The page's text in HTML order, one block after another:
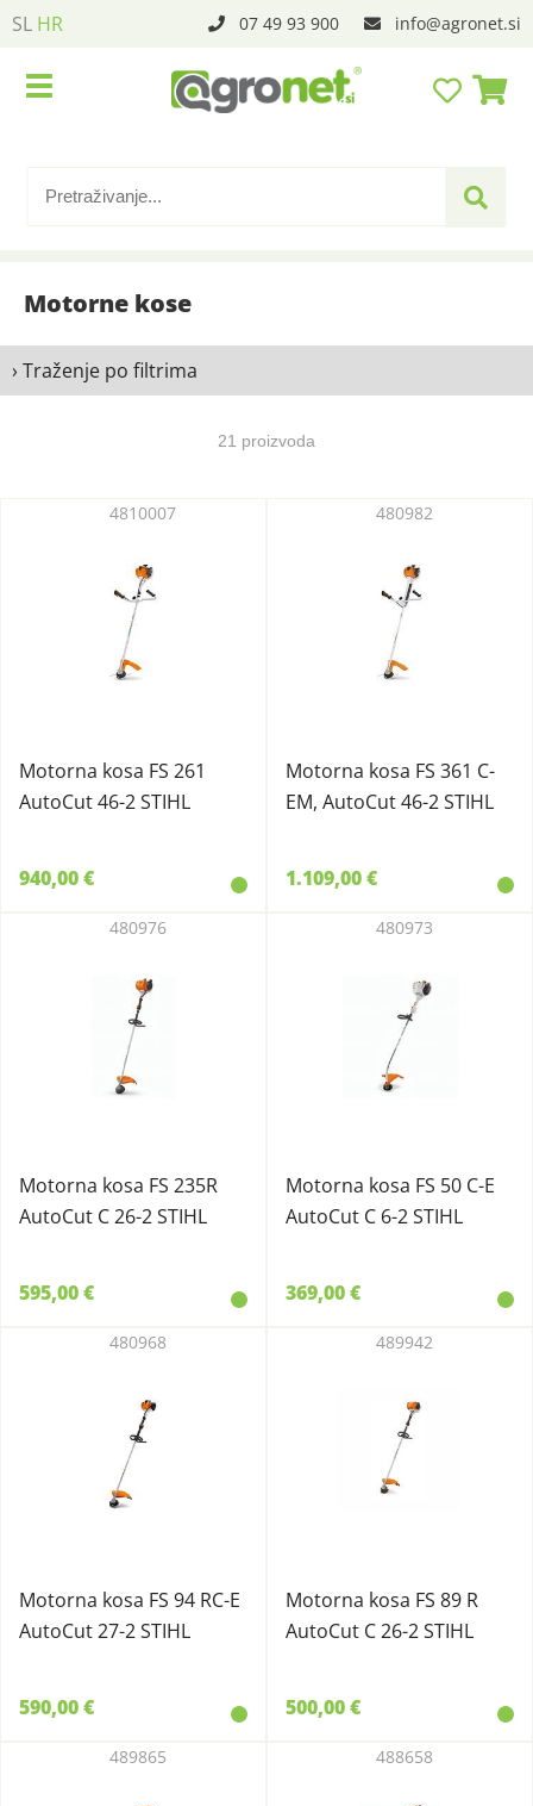
SL HR 07 49 93 900 info agronet.si
Motorne kose
› Traženje po filtrima
21 proizvoda
Motorna kosa FS 261
AutoCut 46-2 STIHL
4810007
940,00 €
Motorna kosa FS 361 C-
EM, AutoCut 46-2 STIHL
480982
1.109,00 €
Motorna kosa FS 235R
AutoCut C 26-2 STIHL
480976
595,00 €
Motorna kosa FS 50 C-E
AutoCut C 6-2 STIHL
480973
369,00 €
Motorna kosa FS 94 RC-E
AutoCut 27-2 STIHL
480968
590,00 €
Motorna kosa FS 89 R
AutoCut C 26-2 STIHL
489942
500,00 €
489865 488658